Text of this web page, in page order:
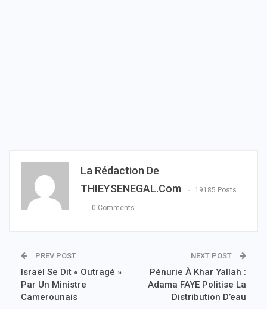
La Rédaction De
THIEYSENEGAL.com
19185 Posts
0 Comments
PREV POST
Israël Se Dit « Outragé »
Par Un Ministre
Camerounais
NEXT POST
Pénurie À Khar Yallah :
Adama FAYE Politise La
Distribution D’eau